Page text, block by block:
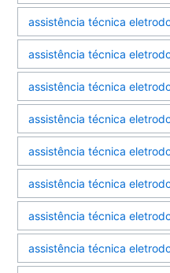
assistência técnica
assistência técnica
assistência técnica
assistência técnica
assistência técnica
assistência técnica
assistência técnica
assistência técnica